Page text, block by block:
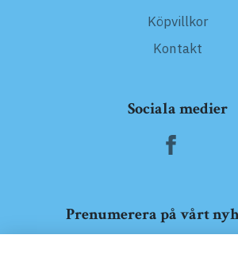
Köpvillkor
Kontakt
Sociala medier
Prenumerera på vårt